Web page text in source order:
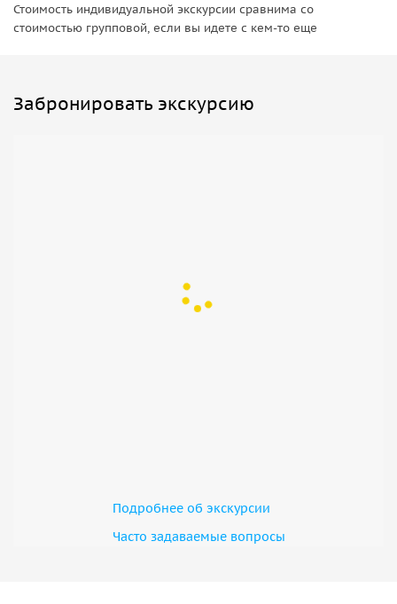
Стоимость индивидуальной экскурсии сравнима со
стоимостью групповой, если вы идете с кем-то еще
Забронировать экскурсию
Подробнее об экскурсии
Часто задаваемые вопросы